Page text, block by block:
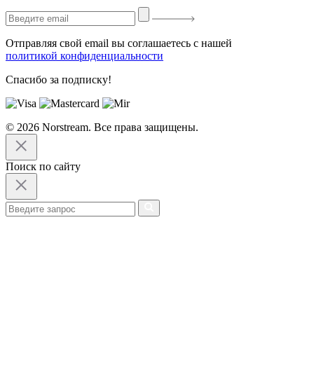
Отправляя свой email вы соглашаетесь с нашей
политикой конфиденциальности
Спасибо за подписку!
© 2026 Norstream. Все права защищены.
Поиск по сайту